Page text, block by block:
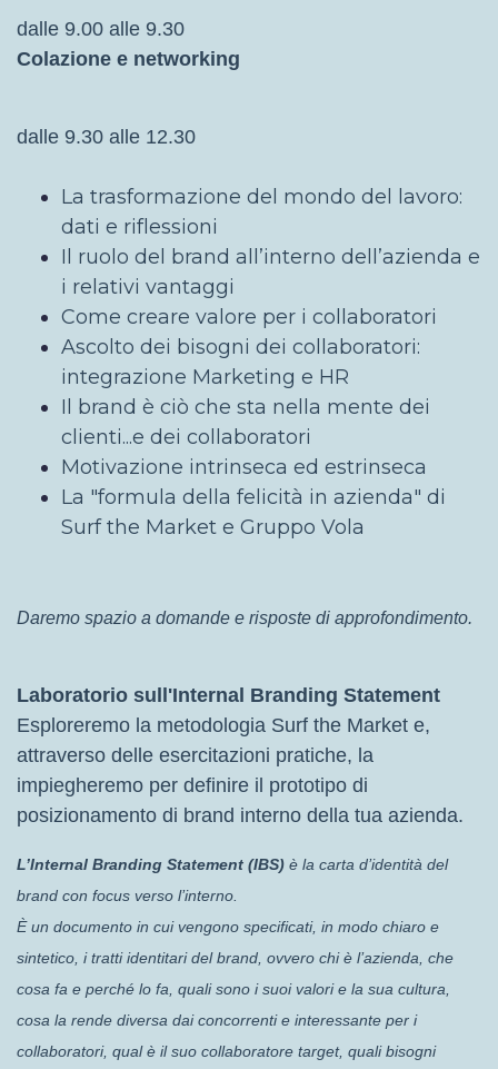
dalle 9.00 alle 9.30
Colazione e networking
dalle 9.30 alle 12.30
La trasformazione del mondo del lavoro:
dati e riflessioni
Il ruolo del brand all’interno dell’azienda e
i relativi vantaggi
Come creare valore per i collaboratori
Ascolto dei bisogni dei collaboratori:
integrazione Marketing e HR
Il brand è ciò che sta nella mente dei
clienti...e dei collaboratori
Motivazione intrinseca ed estrinseca
La "formula della felicità in azienda" di
Surf the Market e Gruppo Vola
Daremo spazio a domande e risposte di approfondimento.
Laboratorio sull'Internal Branding Statement
Esploreremo la metodologia Surf the Market e,
attraverso delle esercitazioni pratiche, la
impiegheremo per definire il prototipo di
posizionamento di brand interno della tua azienda.
L’Internal Branding Statement (IBS) è la carta d’identità del
brand con focus verso l’interno.
È un documento in cui vengono specificati, in modo chiaro e
sintetico, i tratti identitari del brand, ovvero chi è l’azienda, che
cosa fa e perché lo fa, quali sono i suoi valori e la sua cultura,
cosa la rende diversa dai concorrenti e interessante per i
collaboratori, qual è il suo collaboratore target, quali bisogni